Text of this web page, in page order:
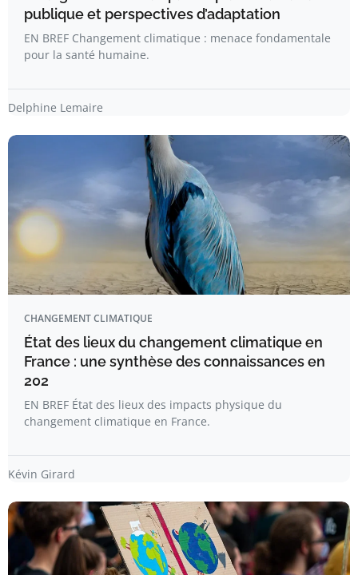
publique et perspectives d’adaptation
EN BREF Changement climatique : menace fondamentale
pour la santé humaine.
Delphine Lemaire
CHANGEMENT CLIMATIQUE
État des lieux du changement climatique en
France : une synthèse des connaissances en
202
EN BREF État des lieux des impacts physique du
changement climatique en France.
Kévin Girard